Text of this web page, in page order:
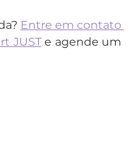
Entre em contato
JUST e agende um